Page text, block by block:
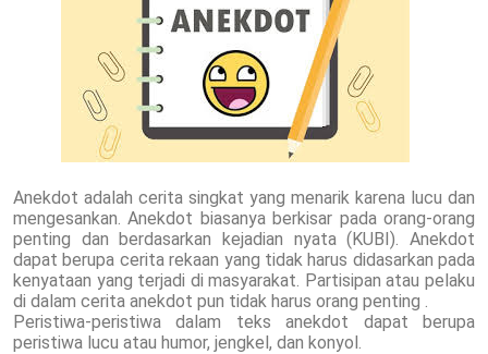
Anekdot adalah cerita singkat yang menarik karena lucu dan
mengesankan. Anekdot biasanya berkisar pada orang-orang
penting dan berdasarkan kejadian nyata (KUBI). Anekdot
dapat berupa cerita rekaan yang tidak harus didasarkan pada
kenyataan yang terjadi di masyarakat. Partisipan atau pelaku
di dalam cerita anekdot pun tidak harus orang penting .
Peristiwa-peristiwa dalam teks anekdot dapat berupa
peristiwa lucu atau humor, jengkel, dan konyol.